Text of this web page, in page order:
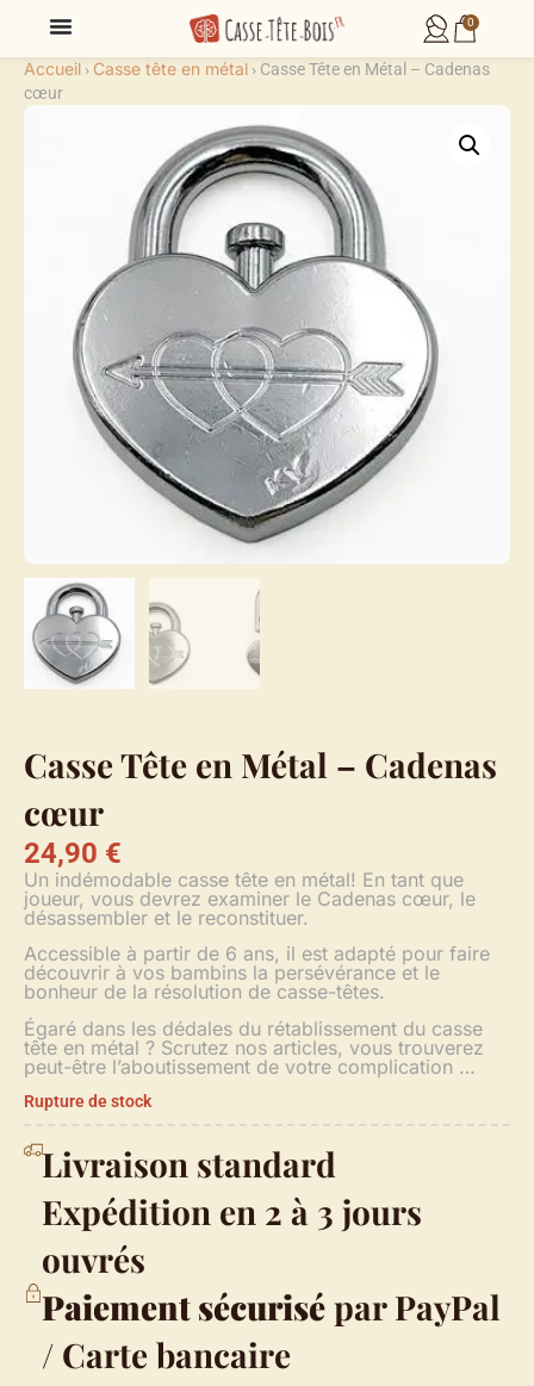
0
Accueil › Casse tête en métal › Casse Tête en Métal – Cadenas
cœur
Casse Tête en Métal – Cadenas
cœur
24,90 €
Un indémodable casse tête en métal! En tant que
joueur, vous devrez examiner le Cadenas cœur, le
désassembler et le reconstituer.
Accessible à partir de 6 ans, il est adapté pour faire
découvrir à vos bambins la persévérance et le
bonheur de la résolution de casse-têtes.
Égaré dans les dédales du rétablissement du casse
tête en métal ? Scrutez nos articles, vous trouverez
peut-être l’aboutissement de votre complication …
Rupture de stock
Livraison standard
Expédition en 2 à 3 jours
ouvrés
Paiement sécurisépar PayPal
/ Carte bancaire